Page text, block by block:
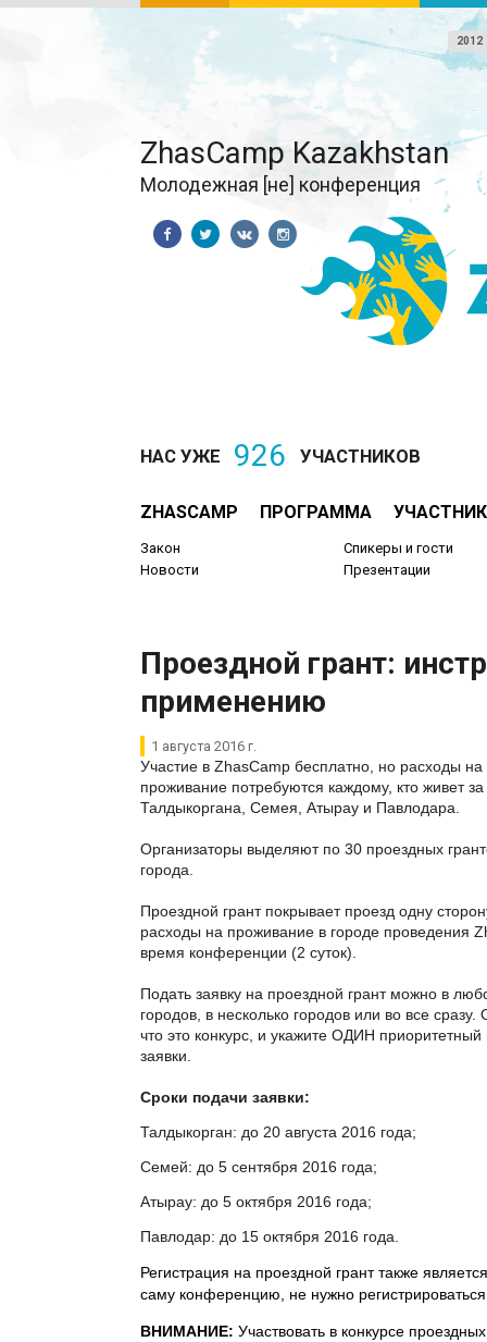
2012
ZhasCamp Kazakhstan
Молодежная [не] конференция
НАС УЖЕ 926 УЧАСТНИКОВ
ZHASCAMP ПРОГРАММА
Закон
Новости
Спикеры и гости
Презентации
Проездной грант:
применению
1 августа 2016 г.
Участие в ZhasCamp бесплатно, но расходы на
проживание потребуются каждому, кто живет
Талдыкоргана, Семея, Атырау и Павлодара.
Организаторы выделяют по 30 проездных
города.
Проездной грант покрывает проезд одну
расходы на проживание в городе проведения
время конференции (2 суток).
Подать заявку на проездной грант можно в
городов, в несколько городов или во все
что это конкурс, и укажите ОДИН приоритетный
заявки.
Cроки подачи заявки:
Талдыкорган: до 20 августа 2016 года;
Семей: до 5 сентября 2016 года;
Атырау: до 5 октября 2016 года;
Павлодар: до 15 октября 2016 года.
Регистрация на проездной грант также
саму конференцию, не нужно
ВНИМАНИЕ: Участвовать в конкурсе